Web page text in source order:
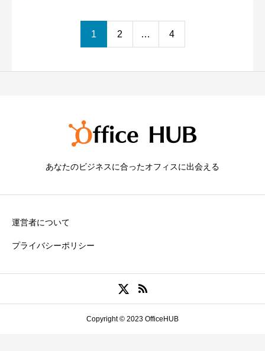
1 2 … 4
あなたのビジネスに合ったオフィスに出会える
運営者について
プライバシーポリシー
Copyright © 2023 OfficeHUB